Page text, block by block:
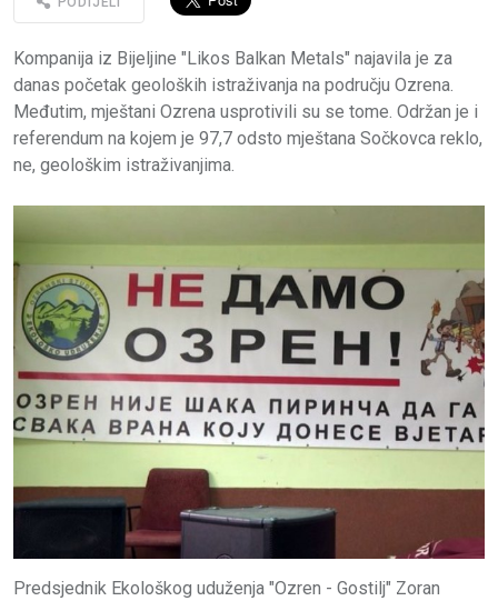
Kompanija iz Bijeljine "Likos Balkan Metals" najavila je za
danas početak geoloških istraživanja na području Ozrena.
Međutim, mještani Ozrena usprotivili su se tome. Održan je i
referendum na kojem je 97,7 odsto mještana Sočkovca reklo,
ne, geološkim istraživanjima.
Predsjednik Ekološkog uduženja "Ozren - Gostilj" Zoran